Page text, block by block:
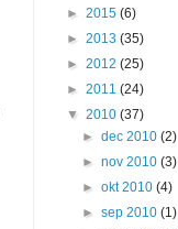
► 2015 (6)
► 2013 (35)
► 2012 (25)
► 2011 (24)
▼ 2010 (37)
►dec 2010(2)
►nov 2010(3)
►okt 2010(4)
►sep 2010(1)